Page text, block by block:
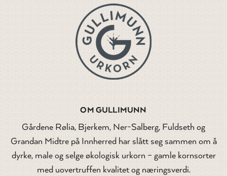
OM GULLIMUNN
Gårdene Rølia, Bjerkem, Ner-Salberg, Fuldseth og
Grandan Midtre på Innherred har slått seg sammen om å
dyrke, male og selge økologisk urkorn – gamle kornsorter
med uovertruffen kvalitet og næringsverdi.